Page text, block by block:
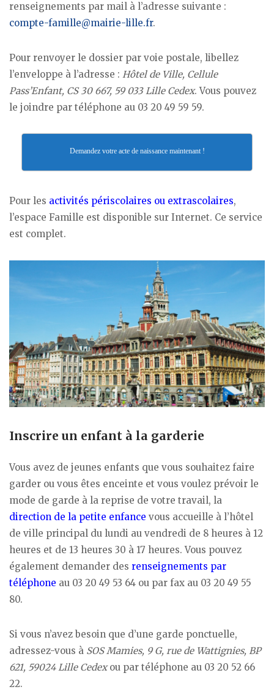
renseignements par mail à l’adresse suivante :
compte-famille@mairie-lille.fr.
Pour renvoyer le dossier par voie postale, libellez
l’enveloppe à l’adresse : Hôtel de Ville, Cellule
Pass’Enfant, CS 30 667, 59 033 Lille Cedex. Vous pouvez
le joindre par téléphone au 03 20 49 59 59.
Demandez votre acte de naissance maintenant !
Pour les activités périscolaires ou extrascolaires,
l’espace Famille est disponible sur Internet. Ce service
est complet.
Inscrire un enfant à la garderie
Vous avez de jeunes enfants que vous souhaitez faire
garder ou vous êtes enceinte et vous voulez prévoir le
mode de garde à la reprise de votre travail, la
direction de la petite enfance vous accueille à l’hôtel
de ville principal du lundi au vendredi de 8 heures à 12
heures et de 13 heures 30 à 17 heures. Vous pouvez
également demander des renseignements par
téléphone au 03 20 49 53 64 ou par fax au 03 20 49 55
80.
Si vous n’avez besoin que d’une garde ponctuelle,
adressez-vous à SOS Mamies, 9 G, rue de Wattignies, BP
621, 59024 Lille Cedexou par téléphone au 03 20 52 66
22.